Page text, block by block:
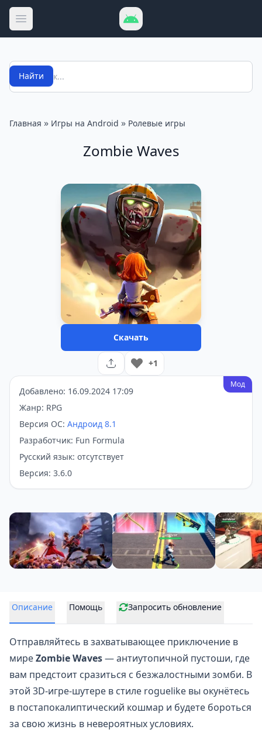
Открыть меню
Поиск
Найти
Главная » Игры на Android » Ролевые игры
Zombie Waves
Скачать
+1
Мод
Добавлено: 16.09.2024 17:09
Жанр: RPG
Версия ОС: Андроид 8.1
Разработчик: Fun Formula
Русский язык: отсутствует
Версия: 3.6.0
Описание Помощь Запросить обновление
Отправляйтесь в захватывающее приключение в
миреZombie Waves— антиутопичной пустоши, где
вам предстоит сразиться с безжалостными зомби. В
этой 3D-игре-шутере в стиле roguelike вы окунётесь
в постапокалиптический кошмар и будете бороться
за свою жизнь в невероятных условиях.